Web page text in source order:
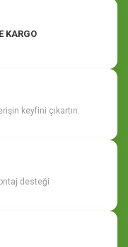
KARGO
keyfini çıkartın.
desteği